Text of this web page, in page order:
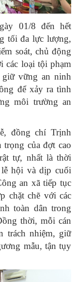
01/8 đến hết
tối đa lực lượng,
soát, chủ động
các loại tội phạm
vững an ninh
để xảy ra tình
môi trường an
đồng chí Trịnh
của đợt cao
tự, nhất là thời
hội và dịp cuối
an xã tiếp tục
chặt chẽ với các
toàn dân trong
thời, mỗi cán
trách nhiệm, giữ
mẫu, tận tụy